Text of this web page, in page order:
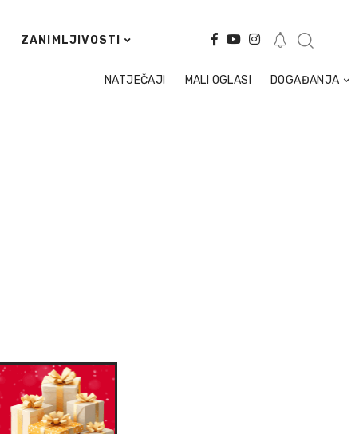
ZANIMLJIVOSTI
NATJEČAJI MALI OGLASI DOGAĐANJA